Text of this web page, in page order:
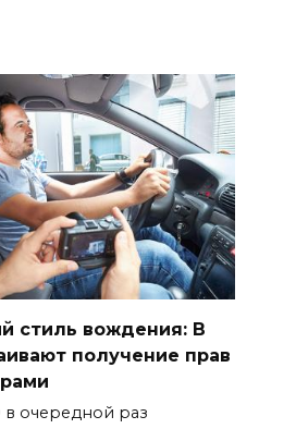
стиль вождения: В
получение прав
в очередной раз